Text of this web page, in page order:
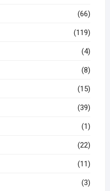
(66)
(119)
(4)
(8)
(15)
(39)
(1)
(22)
(11)
(3)